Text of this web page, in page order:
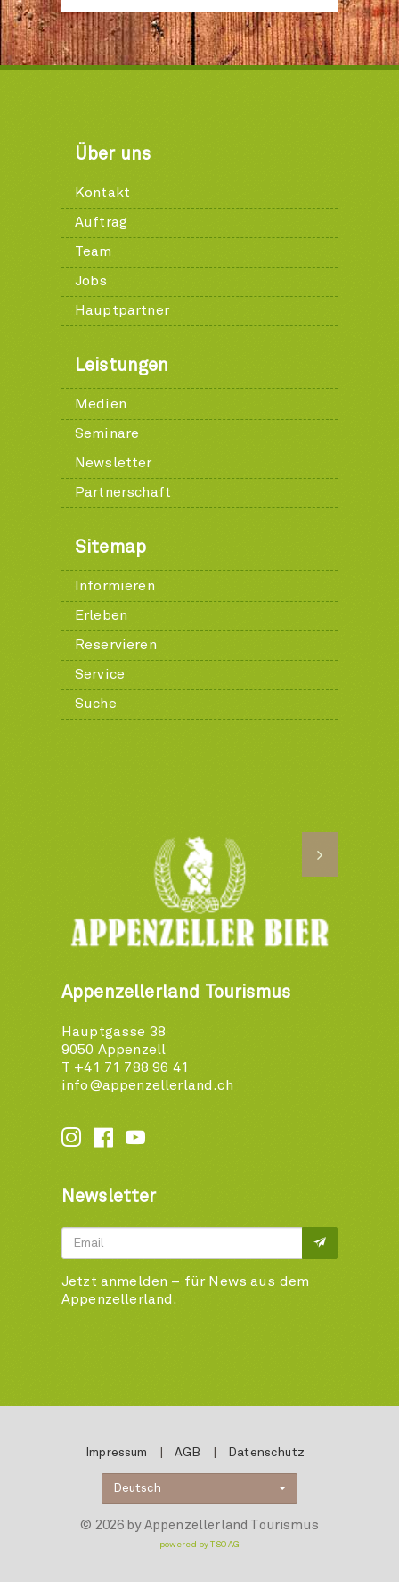
Über uns
Kontakt
Auftrag
Team
Jobs
Hauptpartner
Leistungen
Medien
Seminare
Newsletter
Partnerschaft
Sitemap
Informieren
Erleben
Reservieren
Service
Suche
Appenzellerland Tourismus
Hauptgasse 38
9050 Appenzell
T +41 71 788 96 41
info@appenzellerland.ch



Newsletter
Jetzt anmelden – für News aus dem
Appenzellerland.
Impressum AGB Datenschutz
Deutsch
© 2026 by Appenzellerland Tourismus
powered by TSO AG